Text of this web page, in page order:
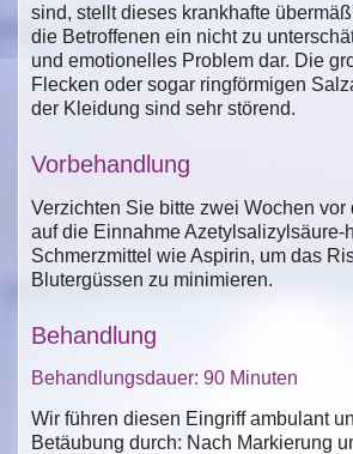
sind, stellt dieses krankhafte
die Betroffenen ein nicht zu
und emotionelles Problem dar. Die
Flecken oder sogar ringförmigen
der Kleidung sind sehr störend.
Vorbehandlung
Verzichten Sie bitte zwei Wochen vor
auf die Einnahme Azetylsalizylsäure-
Schmerzmittel wie Aspirin, um das
Blutergüssen zu minimieren.
Behandlung
Behandlungsdauer: 90 Minuten
Wir führen diesen Eingriff ambulant
Betäubung durch: Nach Markierung